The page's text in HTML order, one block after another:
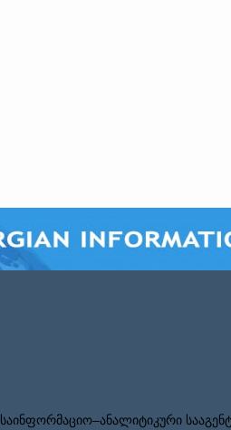
საინფორმაციო–ანალიტიკური